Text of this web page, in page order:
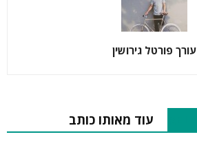
עורך פורטל גירושין
עוד מאותו כותב